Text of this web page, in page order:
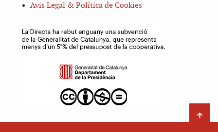
Avis Legal & Política de Cookies